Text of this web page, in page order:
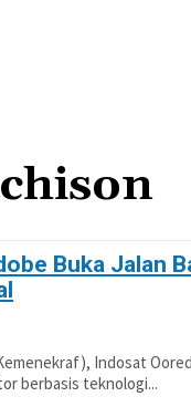
Buka Jalan
Indosat
berbasis teknologi...